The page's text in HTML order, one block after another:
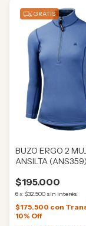
GRATIS
BUZO ERGO 2
ANSILTA (ANS359)
$195.000
6x $32.500 sin interés
$175.500 con
10% Off